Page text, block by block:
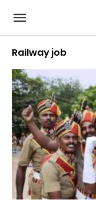
Railway job